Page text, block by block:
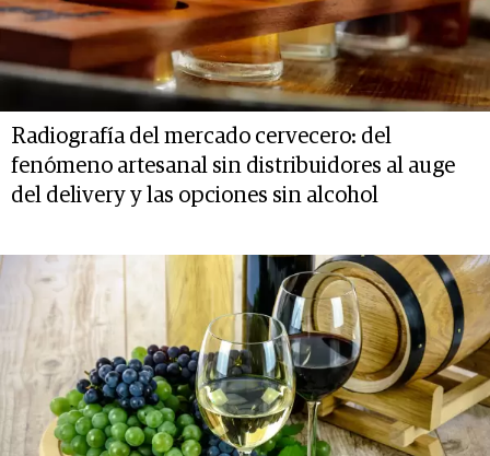
Radiografía del mercado cervecero: del
fenómeno artesanal sin distribuidores al auge
del delivery y las opciones sin alcohol